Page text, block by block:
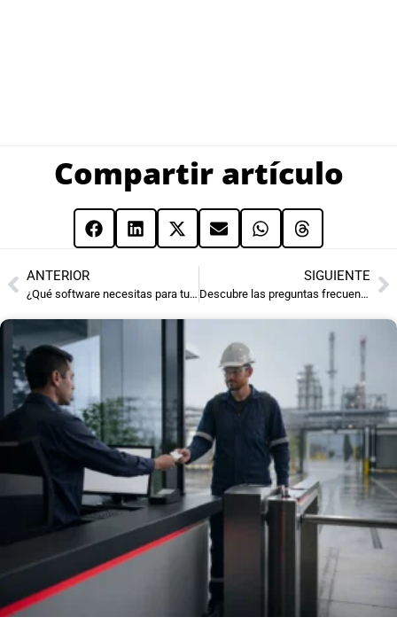
Compartir artículo
ANTERIOR
¿Qué software necesitas para tu gimnasio?: elige bien y gana control
SIGUIENTE
Descubre las preguntas frecuentes sobre el software para asistencia de empleados